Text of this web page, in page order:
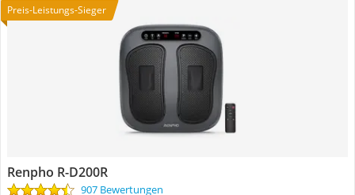
Preis-Leistungs-Sieger
Renpho R-D200R
907 Bewertungen